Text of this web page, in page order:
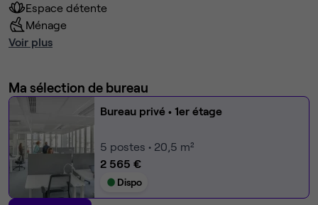
Espace détente
Ménage
Voir plus
Ma sélection de bureau
Bureau privé • 1er étage
5 postes • 20,5 m²
2 565 €
Dispo